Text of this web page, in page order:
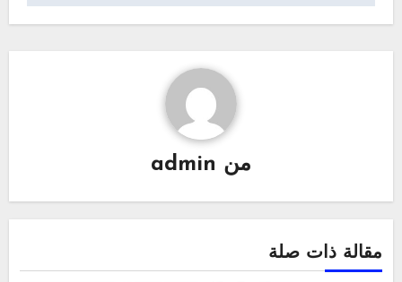
من admin
مقالة ذات صلة